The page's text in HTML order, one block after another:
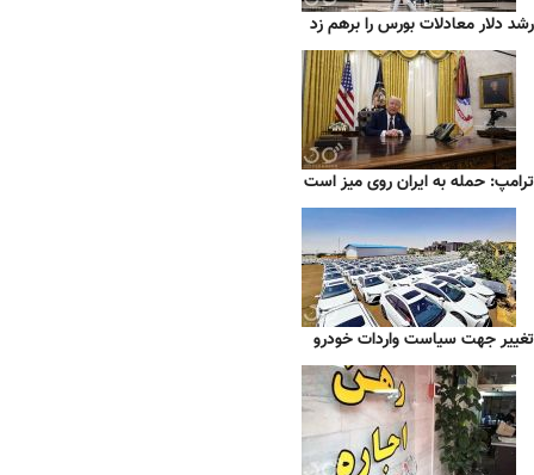
رشد دلار معادلات بورس را برهم زد
ترامپ: حمله به ایران روی میز است
تغییر جهت سیاست واردات خودرو